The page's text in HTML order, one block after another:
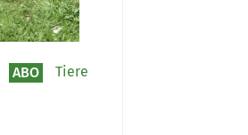
Tiere
ABO